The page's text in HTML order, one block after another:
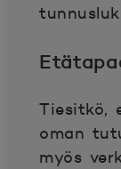
Tiesitkö,
oman
myös